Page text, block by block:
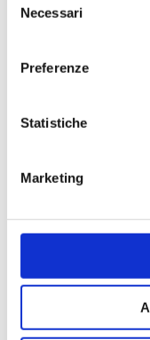
delNecessari
Preferenze
Statistiche
Marketing
ItalianCoffee
capsule